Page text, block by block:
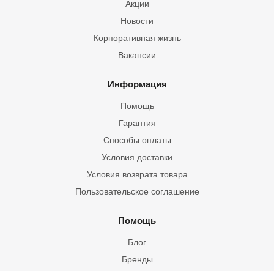
Акции
Новости
Корпоративная жизнь
Вакансии
Информация
Помощь
Гарантия
Способы оплаты
Условия доставки
Условия возврата товара
Пользовательское соглашение
Помощь
Блог
Бренды